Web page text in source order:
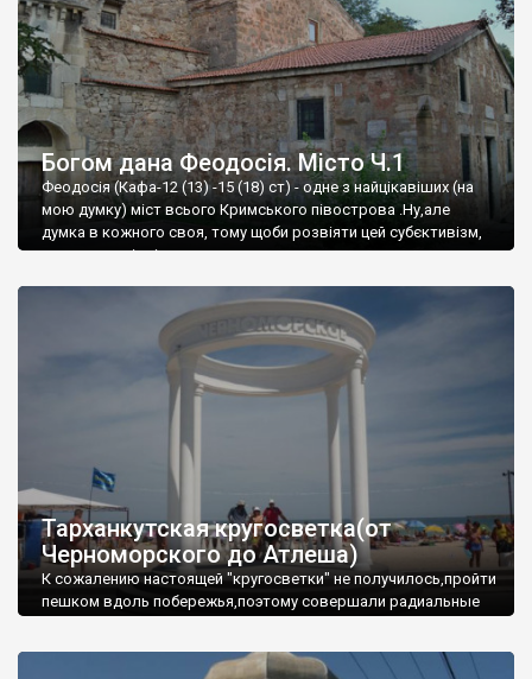
Богом дана Феодосія. Місто Ч.1
Феодосія (Кафа-12 (13) -15 (18) ст) - одне з найцікавіших (на
мою думку) міст всього Кримського півострова .Ну,але
думка в кожного своя, тому щоби розвіяти цей субєктивізм,
запрошую відвідати це
Тарханкутская кругосветка(от
Черноморского до Атлеша)
К сожалению настоящей "кругосветки" не получилось,пройти
пешком вдоль побережья,поэтому совершали радиальные